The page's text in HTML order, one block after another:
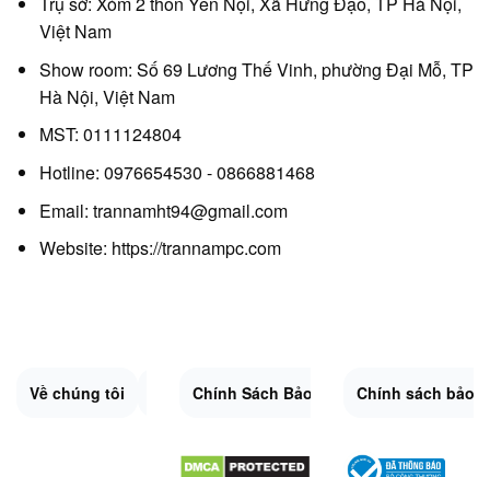
Việt Nam
Show room: Số 69 Lương Thế Vinh, phường Đại Mỗ, TP
Hà Nội, Việt Nam
MST: 0111124804
Hotline: 0976654530 - 0866881468
Email: trannamht94@gmail.com
Website: https://trannampc.com
Về chúng tôi Liên Hệ Quy Định Chung Sitemap.XML
Chính Sách Bảo Mật Đổi trả và hoàn
Chính sách bảo